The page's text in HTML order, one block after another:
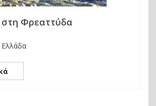
Φρεαττύδα
Ελλάδα